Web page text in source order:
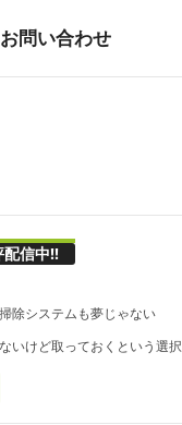
お問い合わせ
配信中!!
除システムも夢じゃない
いけど取っておくという選択